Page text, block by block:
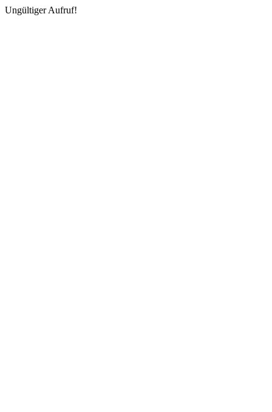
Ungültiger Aufruf!